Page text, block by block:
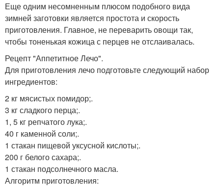
Еще одним несомненным плюсом подобного вида
зимней заготовки является простота и скорость
приготовления. Главное, не переварить овощи так,
чтобы тоненькая кожица с перцев не отслаивалась.
Рецепт "Аппетитное Лечо".
Для приготовления лечо подготовьте следующий набор
ингредиентов:
2 кг мясистых помидор;.
3 кг сладкого перца;.
1, 5 кг репчатого лука;.
40 г каменной соли;.
1 стакан пищевой уксусной кислоты;.
200 г белого сахара;.
1 стакан подсолнечного масла.
Алгоритм приготовления: